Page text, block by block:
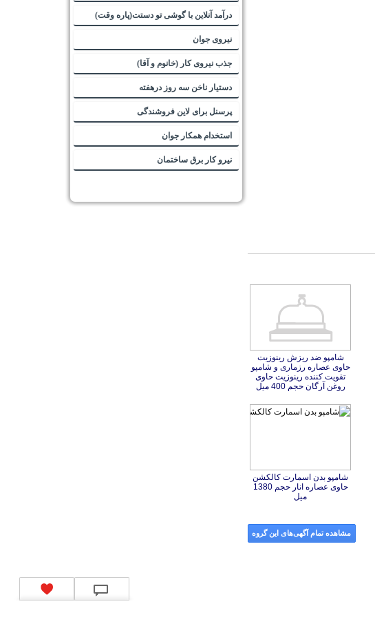
شامپو ضد ریزش رینوزیت
حاوی عصاره رزماری و شامپو
تقویت کننده رینوزیت حاوی
روغن آرگان حجم 400 میل
شامپو بدن اسمارت کالکشن
حاوی عصاره انار حجم 1380
ميل
مشاهده تمام آگهی‌های این گروه
درآمد آنلاین با گوشی تو دستت(پاره وقت)
نیروی جوان
جذب نیروی کار (خانوم و آقا)
دستیار ناخن سه روز درهفته
پرسنل برای لاین فروشندگی
استخدام همکار جوان
نیرو کار برق ساختمان